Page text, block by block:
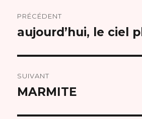
de
PRÉCÉDENT
Article
aujourd’hui, le ciel
SUIVANT
Article
MARMITE